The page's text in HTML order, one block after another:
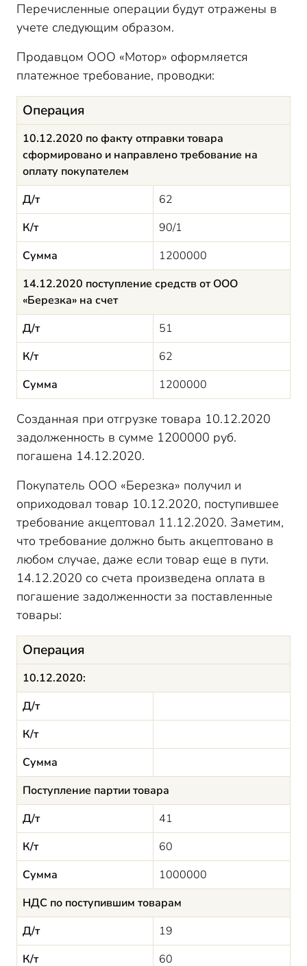
Перечисленные операции будут отражены в
учете следующим образом.
Продавцом ООО «Мотор» оформляется
платежное требование, проводки:
Операция
10.12.2020 по факту отправки товара
сформировано и направлено требование на
оплату покупателем
Д/т
62
К/т
90/1
Сумма
1200000
14.12.2020 поступление средств от ООО
«Березка» на счет
Д/т
51
К/т
62
Сумма
1200000
Созданная при отгрузке товара 10.12.2020
задолженность в сумме 1200000 руб.
погашена 14.12.2020.
Покупатель ООО «Березка» получил и
оприходовал товар 10.12.2020, поступившее
требование акцептовал 11.12.2020. Заметим,
что требование должно быть акцептовано в
любом случае, даже если товар еще в пути.
14.12.2020 со счета произведена оплата в
погашение задолженности за поставленные
товары:
Операция
10.12.2020:
Д/т
К/т
Сумма
Поступление партии товара
Д/т
41
К/т
60
Сумма
1000000
НДС по поступившим товарам
Д/т
19
К/т
60